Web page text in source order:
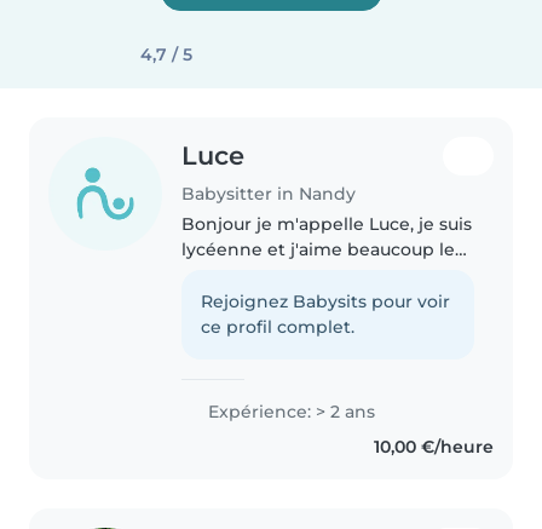
4,7 / 5
Luce
Babysitter in Nandy
Bonjour je m'appelle Luce, je suis
lycéenne et j'aime beaucoup les
plusieurs expériences auprès des
enfants. Cette été j'ai participé
Rejoignez Babysits pour voir
ce profil complet.
Expérience: > 2 ans
10,00 €/heure